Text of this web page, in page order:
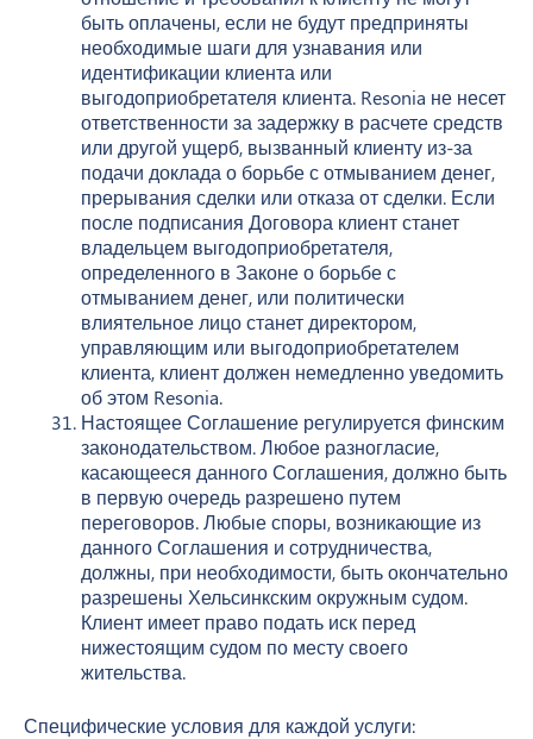
быть оплачены, если не будут предприняты
необходимые шаги для узнавания или
идентификации клиента или
выгодоприобретателя клиента. Resonia не несет
ответственности за задержку в расчете средств
или другой ущерб, вызванный клиенту из-за
подачи доклада о борьбе с отмыванием денег,
прерывания сделки или отказа от сделки. Если
после подписания Договора клиент станет
владельцем выгодоприобретателя,
определенного в Законе о борьбе с
отмыванием денег, или политически
влиятельное лицо станет директором,
управляющим или выгодоприобретателем
клиента, клиент должен немедленно уведомить
об этом Resonia.
Настоящее Соглашение регулируется финским
законодательством. Любое разногласие,
касающееся данного Соглашения, должно быть
в первую очередь разрешено путем
переговоров. Любые споры, возникающие из
данного Соглашения и сотрудничества,
должны, при необходимости, быть окончательно
разрешены Хельсинкским окружным судом.
Клиент имеет право подать иск перед
нижестоящим судом по месту своего
жительства.
Специфические условия для каждой услуги: